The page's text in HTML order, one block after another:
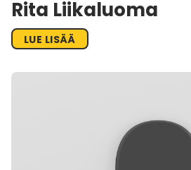
Rita Liikaluoma
LUE LISÄÄ